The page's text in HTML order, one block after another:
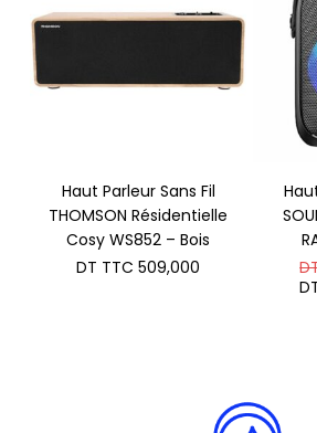
Haut Parleur Sans Fil
THOMSON Résidentielle
Cosy WS852 – Bois
DT TTC 509,000